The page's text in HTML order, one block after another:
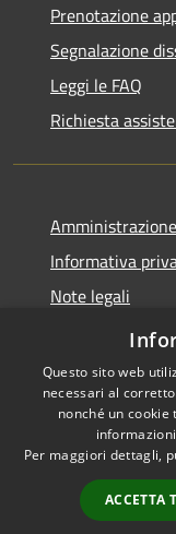
Prenotazione
Segnalazione
Leggi le FAQ
Richiesta
Informativa
Note legali
Dichiarazione
Accessibilità
Questo sito web
necessari al
nonché un
Per maggiori dettagli,
ACCETTA